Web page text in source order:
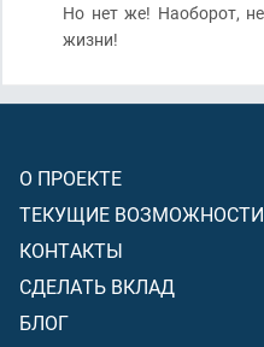
Но нет же! Наоборот,
жизни!
О ПРОЕКТЕ
ТЕКУЩИЕ ВОЗМОЖНОСТИ
КОНТАКТЫ
СДЕЛАТЬ ВКЛАД
БЛОГ